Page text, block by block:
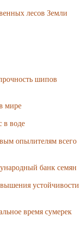
лесов Земли
шипов
мире
в воде
опылителям всего
банк семян
устойчивости
время сумерек